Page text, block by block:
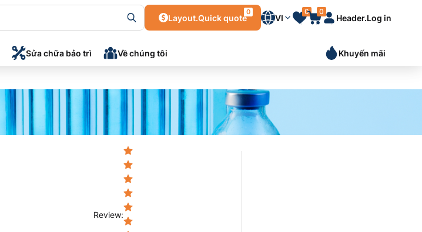
Layout.Quick quote
0
VI
0 0
Header.Log in
Sửa chữa bảo trì Về chúng tôi Khuyến mãi
Review: